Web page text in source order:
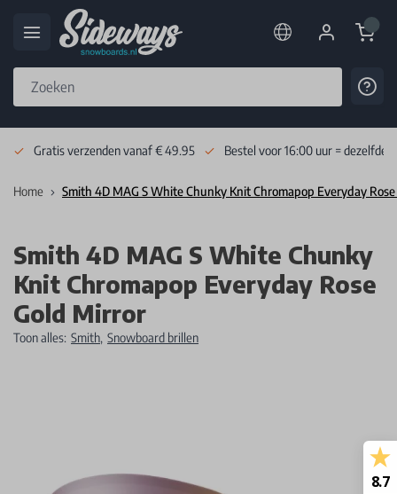
Cart
Gratis verzenden vanaf € 49.95 Bestel voor 16:00 uur = dezelfde
Home Smith 4D MAG S White Chunky Knit Chromapop Everyday
Smith 4D MAG S White Chunky
Knit Chromapop Everyday Rose
Gold Mirror
Toon alles: Smith, Snowboard brillen
8.7